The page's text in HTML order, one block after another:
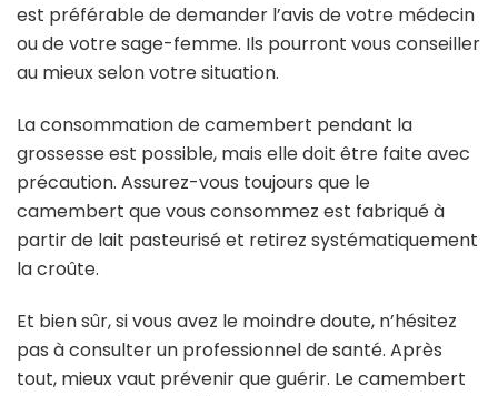
est préférable de demander l’avis de votre médecin
ou de votre sage-femme. Ils pourront vous conseiller
au mieux selon votre situation.
La consommation de camembert pendant la
grossesse est possible, mais elle doit être faite avec
précaution. Assurez-vous toujours que le
camembert que vous consommez est fabriqué à
partir de lait pasteurisé et retirez systématiquement
la croûte.
Et bien sûr, si vous avez le moindre doute, n’hésitez
pas à consulter un professionnel de santé. Après
tout, mieux vaut prévenir que guérir. Le camembert